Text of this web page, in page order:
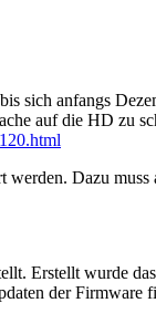
anfangs
auf die HD zu
Dazu muss
Erstellt wurde
der Firmware